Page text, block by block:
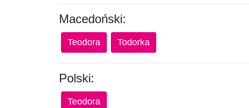
Macedoński:
Teodora Todorka
Polski:
Teodora